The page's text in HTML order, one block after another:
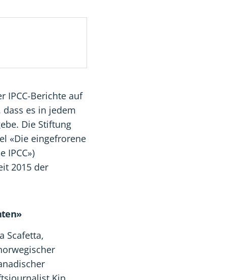
IPCC-Berichte auf
es in jedem
Die Stiftung
«Die eingefrorene
IPCC»)
2015 der
Scafetta,